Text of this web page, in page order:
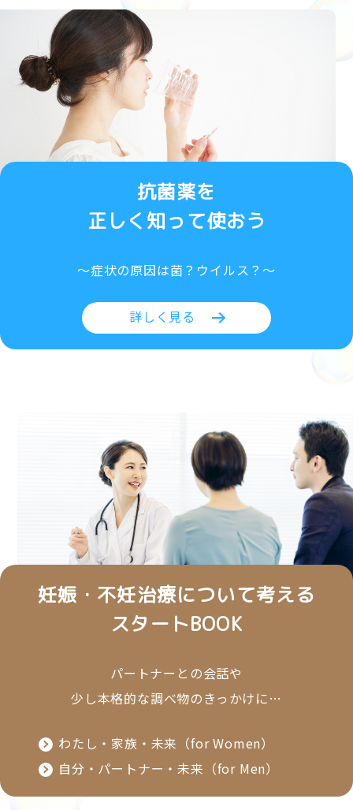
抗菌薬を
正しく知って使おう
～症状の原因は菌？ウイルス？～
詳しく見る
妊娠・不妊治療について考える
スタートBOOK
パートナーとの会話や
少し本格的な調べ物のきっかけに…
わたし・家族・未来（for Women）
自分・パートナー・未来（for Men）